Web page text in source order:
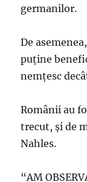
germanilor.
De
puţine
nemţesc
Românii au
trecut, şi de
Nahles.
“AM